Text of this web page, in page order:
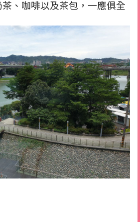
、咖啡以及茶包，一應俱全